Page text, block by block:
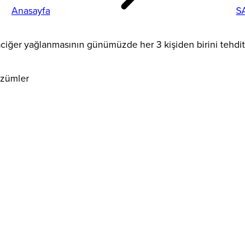
Anasayfa
yağlanmasının günümüzde her 3 kişiden birini